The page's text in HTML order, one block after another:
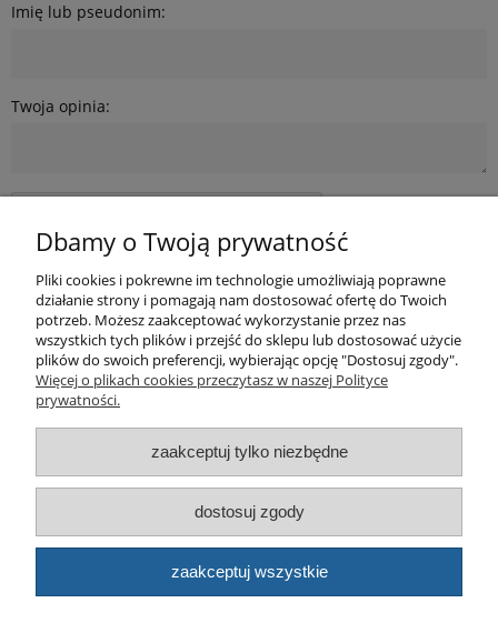
Imię lub pseudonim:
Twoja opinia:
wyślij
Produc.BASTER
Pomoc
Kontakt
Dbamy o Twoją prywatność
Pliki cookies i pokrewne im technologie umożliwiają poprawne
działanie strony i pomagają nam dostosować ofertę do Twoich
potrzeb. Możesz zaakceptować wykorzystanie przez nas
wszystkich tych plików i przejść do sklepu lub dostosować użycie
plików do swoich preferencji, wybierając opcję "Dostosuj zgody".
Więcej o plikach cookies przeczytasz w naszej Polityce
prywatności.
zaakceptuj tylko niezbędne
dostosuj zgody
zaakceptuj wszystkie